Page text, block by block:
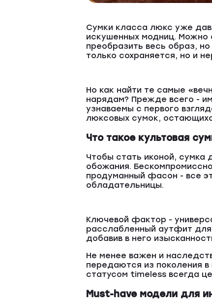
Сумки класса люкс уже
искушенных модниц. Можно
преобразить весь образ,
только сохраняется, но и
Но как найти те самые
нарядам? Прежде всего -
узнаваемы с первого
люксовых сумок,
Что такое культовая
Чтобы стать иконой,
обожания.
продуманный фасон - все
обладательницы.
Ключевой фактор -
расслабленный аутфит
добавив в него
Не менее важен и
передаются из поколения
статусом timeless всегда
Must-have модели для